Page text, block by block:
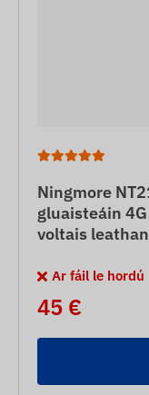
Ningmore
gluaisteáin
voltais leathan
Ar fáil le hordú
45 €